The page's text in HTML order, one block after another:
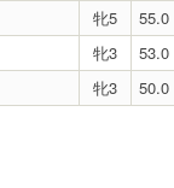
牝5 55.0
牝3 53.0
牝3 50.0